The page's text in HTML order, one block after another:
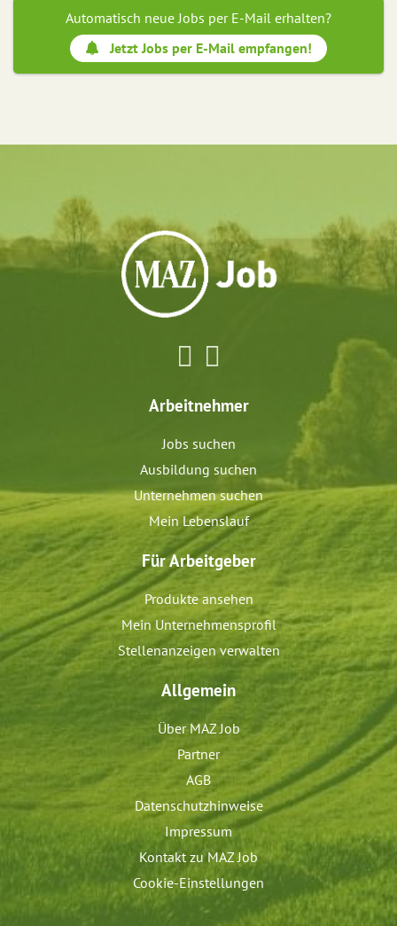
Automatisch neue Jobs per E-Mail erhalten?
Jetzt Jobs per E-Mail empfangen!
Arbeitnehmer
Jobs suchen
Ausbildung suchen
Unternehmen suchen
Mein Lebenslauf
Für Arbeitgeber
Produkte ansehen
Mein Unternehmensprofil
Stellenanzeigen verwalten
Allgemein
Über MAZ Job
Partner
AGB
Datenschutzhinweise
Impressum
Kontakt zu MAZ Job
Cookie-Einstellungen